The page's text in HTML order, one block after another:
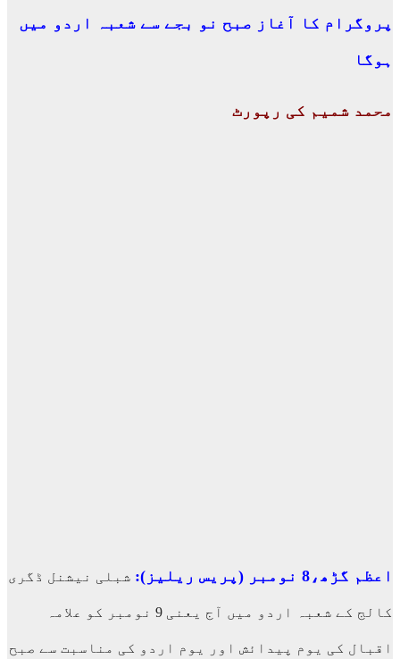
پروگرام کا آغاز صبح نو بجے سے شعبہ اردو میں
ہوگا
محمد شمیم کی رپورٹ
اعظم گڑھ،8 نومبر (پریس ریلیز): شبلی نیشنل ڈگری
کالج کے شعبہ اردو میں آج یعنی 9 نومبر کو علامہ
اقبال کی یوم پیدائش اور یوم اردو کی مناسبت سے صبح